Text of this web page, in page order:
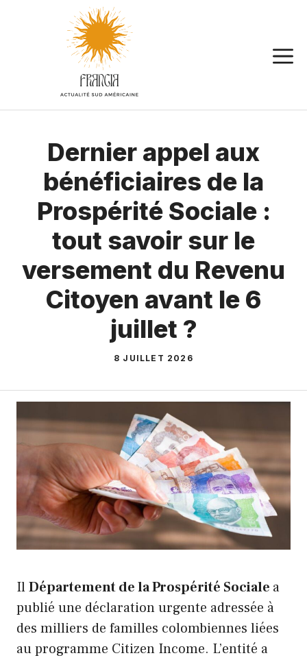
Dernier appel aux
bénéficiaires de la
Prospérité Sociale :
tout savoir sur le
versement du Revenu
Citoyen avant le 6
juillet ?
8 JUILLET 2026
IlDépartement de la Prospérité Sociale a
publié une déclaration urgente adressée à
des milliers de familles colombiennes liées
au programme Citizen Income. L’entité a